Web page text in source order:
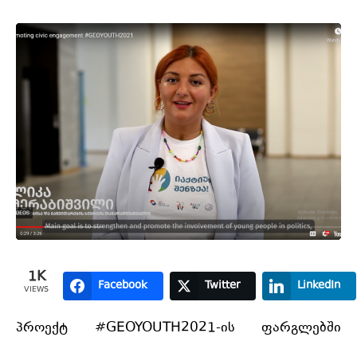
1K
VIEWS Facebook Twitter LinkedIn
პროექტ #GEOYOUTH2021-ის ფარგლებში